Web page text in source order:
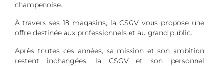
champenoise.
À travers ses 18 magasins, la CSGV vous propose une
offre destinée aux professionnels et au grand public.
Après toutes ces années, sa mission et son ambition
restent inchangées, la CSGV et son personnel